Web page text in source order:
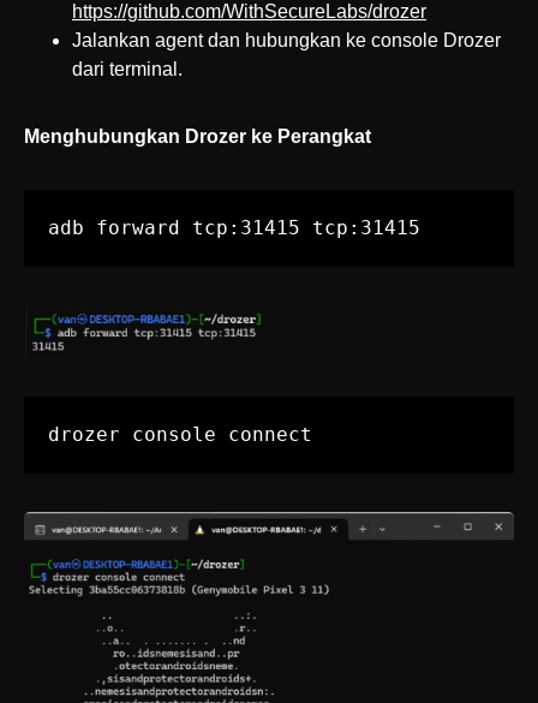
https://github.com/WithSecureLabs/drozer
Jalankan agent dan hubungkan ke console Drozer
dari terminal.
Menghubungkan Drozer ke Perangkat
adb forward tcp:31415 tcp:31415
drozer console connect